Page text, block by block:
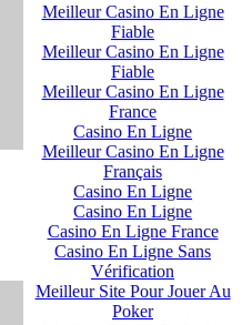
Meilleur Casino En Ligne
Fiable
Meilleur Casino En Ligne
Fiable
Meilleur Casino En Ligne
France
Casino En Ligne
Meilleur Casino En Ligne
Français
Casino En Ligne
Casino En Ligne
Casino En Ligne France
Casino En Ligne Sans
Vérification
Meilleur Site Pour Jouer Au
Poker